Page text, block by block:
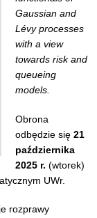
Gaussian and
Lévy processes
with a view
towards risk and
queueing
models.
Obrona
odbędzie się 21
października
2025 r. (wtorek)
UWr.
rozprawy